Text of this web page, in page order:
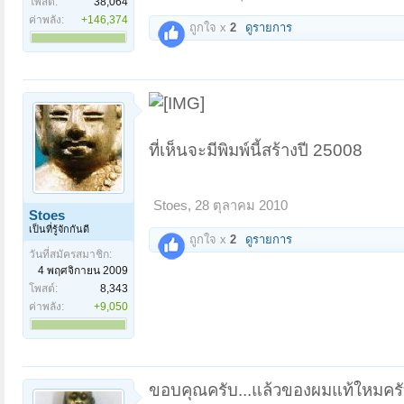
ค่าพลัง:
+146,374
ถูกใจ x 2 ดูรายการ
Stoes
เป็นที่รู้จักกันดี
วันที่สมัครสมาชิก:
4 พฤศจิกายน 2009
โพสต์:
8,343
ค่าพลัง:
+9,050
ที่เห็นจะมีพิมพ์นี้สร้างปี 25008
Stoes, 28 ตุลาคม 2010
ถูกใจ x 2 ดูรายการ
ขอบคุณครับ...แล้วของผมแท้ใหมค